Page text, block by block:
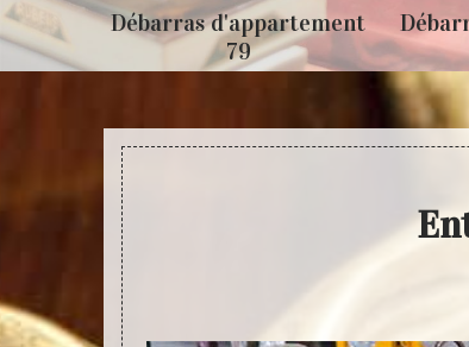
79
Débarras d'appartement
79